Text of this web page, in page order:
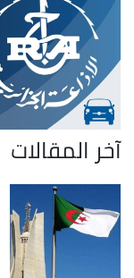
آخر المقالات